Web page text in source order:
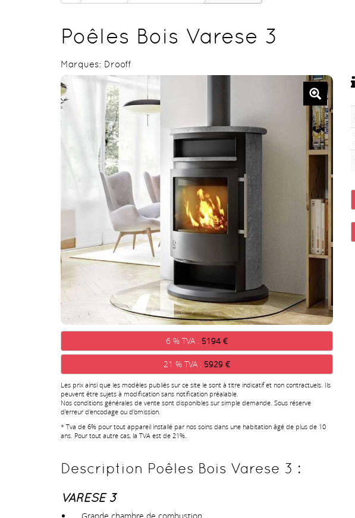
Poêles Bois Varese 3
Marques: Drooff
6 % TVA : 5194 €
21 % TVA : 5929 €
Les prix ainsi que les modèles publiés sur ce site le sont à titre indicatif et non contractuels. Ils
peuvent être sujets à modification sans notification préalable.
Nos conditions générales de vente sont disponibles sur simple demande. Sous réserve
d'erreur d'encodage ou d'omission.
* Tva de 6% pour tout appareil installé par nos soins dans une habitation âgé de plus de 10
ans. Pour tout autre cas, la TVA est de 21%.
Description Poêles Bois Varese 3 :
VARESE 3